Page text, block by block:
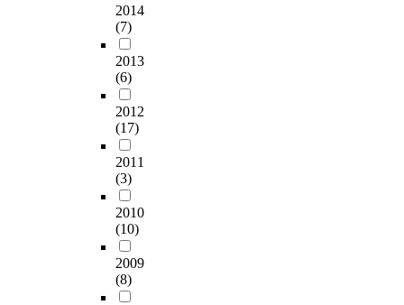
2014
(7)
2013
(6)
2012
(17)
2011
(3)
2010
(10)
2009
(8)